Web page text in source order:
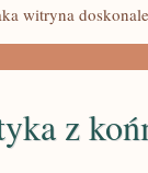
witryna
z